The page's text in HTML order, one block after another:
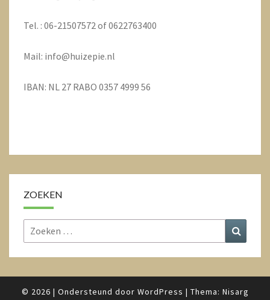
Tel. : 06-21507572 of 0622763400
Mail: info@huizepie.nl
IBAN: NL 27 RABO 0357 4999 56
ZOEKEN
Zoeken
naar:
© 2026 | Ondersteund door WordPress | Thema: Nisarg